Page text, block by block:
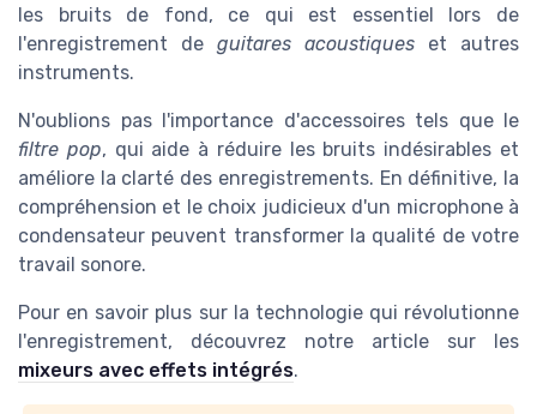
les bruits de fond, ce qui est essentiel lors de
l'enregistrement de guitares acoustiques et autres
instruments.
N'oublions pas l'importance d'accessoires tels que le
filtre pop, qui aide à réduire les bruits indésirables et
améliore la clarté des enregistrements. En définitive, la
compréhension et le choix judicieux d'un microphone à
condensateur peuvent transformer la qualité de votre
travail sonore.
Pour en savoir plus sur la technologie qui révolutionne
l'enregistrement, découvrez notre article sur les
mixeurs avec effets intégrés.